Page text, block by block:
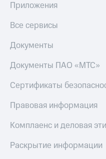
по QR-
за границей
магазин
Смартфоны
Наушники
колонки
Умные
и
Приложения
Все сервисы
Документы
Документы ПАО «МТС»
Сертификаты
Правовая информация
Комплаенс и деловая
Раскрытие информации